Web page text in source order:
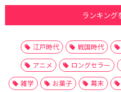
ランキング
江戸時代 戦国時代
アニメ
ロングセラー
雑学
お菓子 幕末